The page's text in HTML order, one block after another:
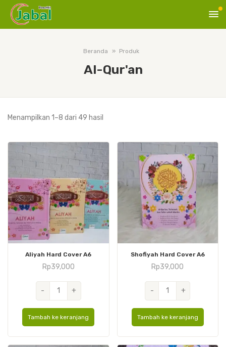
Beranda Produk
Al-Qur'an
Menampilkan 1–8 dari 49 hasil
peringkat
rata
Aliyah Hard Cover A6
Rp39,000
-
Kuantitas
Aliyah
Hard
A6
+
Tambah ke keranjang
Shofiyah Hard Cover A6
Rp39,000
-
Kuantitas
Shofiyah
Hard
A6
+
Tambah ke keranjang